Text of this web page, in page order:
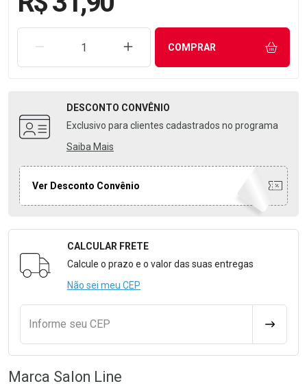
REMOVER UMA UNIDADEAUMENTAR UMA UNIDADE
COMPRAR
DESCONTO CONVÊNIO
Exclusivo para clientes cadastrados no programa
Saiba Mais
Ver Desconto Convênio
Formulário para Calcular o Frete
CALCULAR FRETE
Calcule o prazo e o valor das suas entregas
Não sei meu CEP
Informe seu CEP
Marca Salon Line